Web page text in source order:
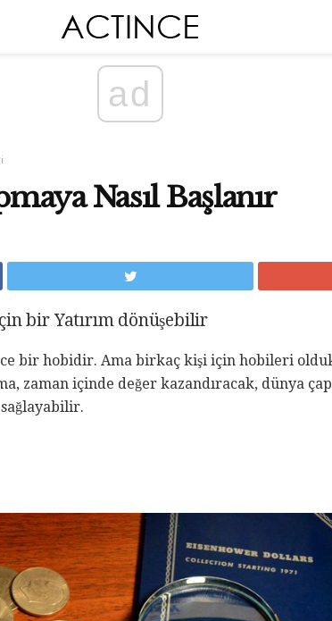
ad
Nasıl Başlanır
bir Yatırım dönüşebilir
bir hobidir. Ama birkaç kişi için hobileri
zaman içinde değer kazandıracak, dünya